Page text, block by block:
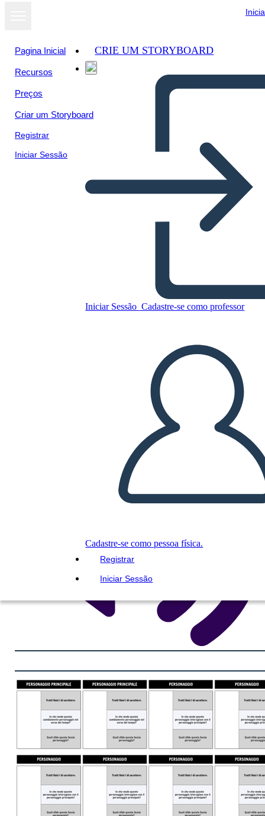
Pagina Inicial
Recursos
Preços
Criar um Storyboard
Registrar
Iniciar Sessão
CRIE UM STORYBOARD
Iniciar Sessão Cadastre-se como professor
Cadastre-se como pessoa física.
Registrar
Iniciar Sessão
3 Campo Compilato
CRIAR UM STORYBOARD
REPRODUZIR APRESENTAÇÃO DE SLIDES
LEIA PRA MIM
Ver como
apresentação